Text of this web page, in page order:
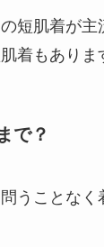
短肌着が主
着もありま
で？
うことなく